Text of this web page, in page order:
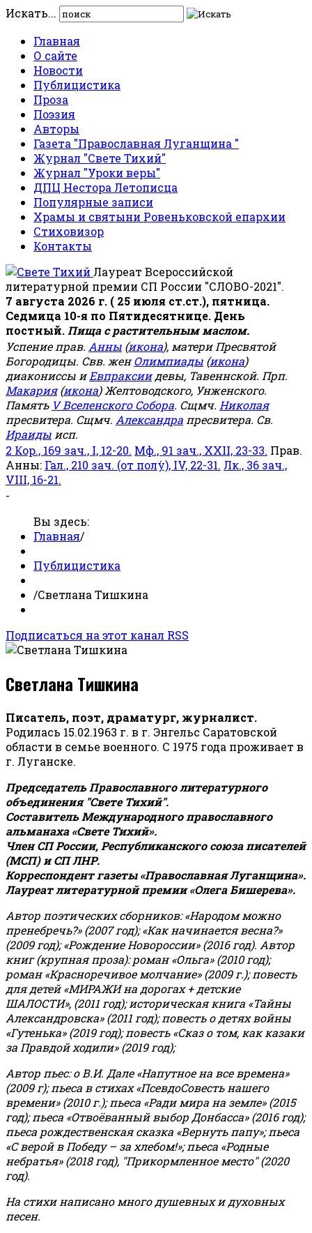
Искать...
Главная
О сайте
Новости
Публицистика
Проза
Поэзия
Авторы
Газета "Православная Луганщина "
Журнал "Свете Тихий"
Журнал "Уроки веры"
ДПЦ Нестора Летописца
Популярные записи
Храмы и святыни Ровеньковской епархии
Стиховизор
Контакты
Лауреат Всероссийской
литературной премии СП России "СЛОВО-2021".
7 августа 2026 г. ( 25 июля ст.ст.), пятница.
Седмица 10-я по Пятидесятнице. День
постный. Пища с растительным маслом.
Успение прав. Анны (икона), матери Пресвятой
Богородицы. Свв. женОлимпиады (икона)
диакониссы иЕвпраксиидевы, Тавеннской. Прп.
Макария(икона) Желтоводского, Унженского.
Память V Вселенского Собора. Сщмч. Николая
пресвитера. Сщмч. Александра пресвитера. Св.
Ираиды исп.
2 Кор., 169 зач., I, 12-20. Мф., 91 зач., XXII, 23-33. Прав.
Анны: Гал., 210 зач. (от полу́), IV, 22-31. Лк., 36 зач.,
VIII, 16-21.
-
Вы здесь:
Главная/
Публицистика
/Светлана Тишкина
Подписаться на этот канал RSS
Светлана Тишкина
Писатель, поэт, драматург, журналист.
Родилась 15.02.1963 г. в г. Энгельс Саратовской
области в семье военного. С 1975 года проживает в
г. Луганске.
Председатель Православного литературного
объединения "Свете Тихий".
Составитель Международного православного
альманаха «Свете Тихий».
Член СП России, Республиканского союза писателей
(МСП) и СП ЛНР.
Корреспондент газеты «Православная Луганщина».
Лауреат литературной премии «Олега Бишерева».
Автор поэтических сборников: «Народом можно
пренебречь?» (2007 год); «Как начинается весна?»
(2009 год); «Рождение Новороссии» (2016 год). Автор
книг (крупная проза): роман «Ольга» (2010 год);
роман «Красноречивое молчание» (2009 г.); повесть
для детей «МИРАЖИ на дорогах + детские
ШАЛОСТИ», (2011 год); историческая книга «Тайны
Александровска» (2011 год); повесть о детях войны
«Гутенька» (2019 год); повесть «Сказ о том, как казаки
за Правдой ходили» (2019 год);
Автор пьес: о В.И. Дале «Напутное на все времена»
(2009 г); пьеса в стихах «ПсевдоСовесть нашего
времени» (2010 г.); пьеса «Ради мира на земле» (2015
год); пьеса «Отвоёванный выбор Донбасса» (2016 год);
пьеса рождественская сказка «Вернуть папу»; пьеса
«С верой в Победу – за хлебом!»;пьеса «Родные
небратья» (2018 год), "Прикормленное место" (2020
год).
На стихи написано много душевных и духовных
песен.